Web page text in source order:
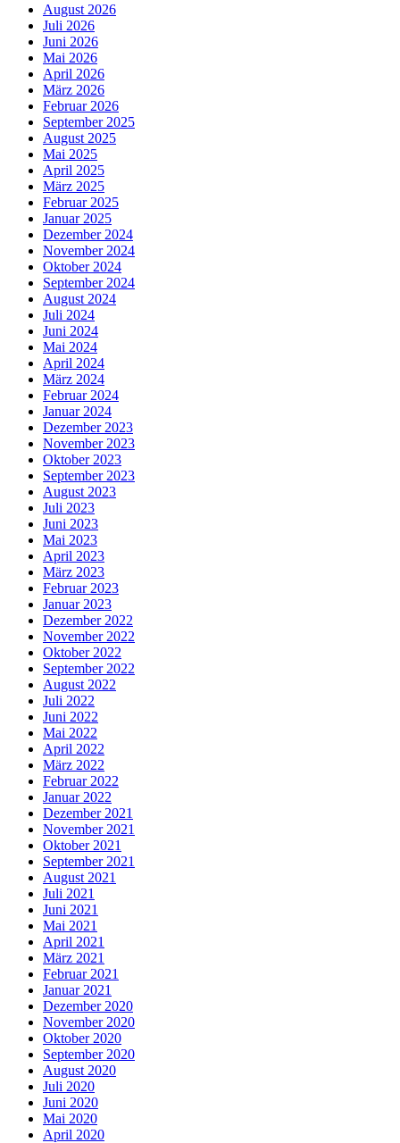
August 2026
Juli 2026
Juni 2026
Mai 2026
April 2026
März 2026
Februar 2026
September 2025
August 2025
Mai 2025
April 2025
März 2025
Februar 2025
Januar 2025
Dezember 2024
November 2024
Oktober 2024
September 2024
August 2024
Juli 2024
Juni 2024
Mai 2024
April 2024
März 2024
Februar 2024
Januar 2024
Dezember 2023
November 2023
Oktober 2023
September 2023
August 2023
Juli 2023
Juni 2023
Mai 2023
April 2023
März 2023
Februar 2023
Januar 2023
Dezember 2022
November 2022
Oktober 2022
September 2022
August 2022
Juli 2022
Juni 2022
Mai 2022
April 2022
März 2022
Februar 2022
Januar 2022
Dezember 2021
November 2021
Oktober 2021
September 2021
August 2021
Juli 2021
Juni 2021
Mai 2021
April 2021
März 2021
Februar 2021
Januar 2021
Dezember 2020
November 2020
Oktober 2020
September 2020
August 2020
Juli 2020
Juni 2020
Mai 2020
April 2020